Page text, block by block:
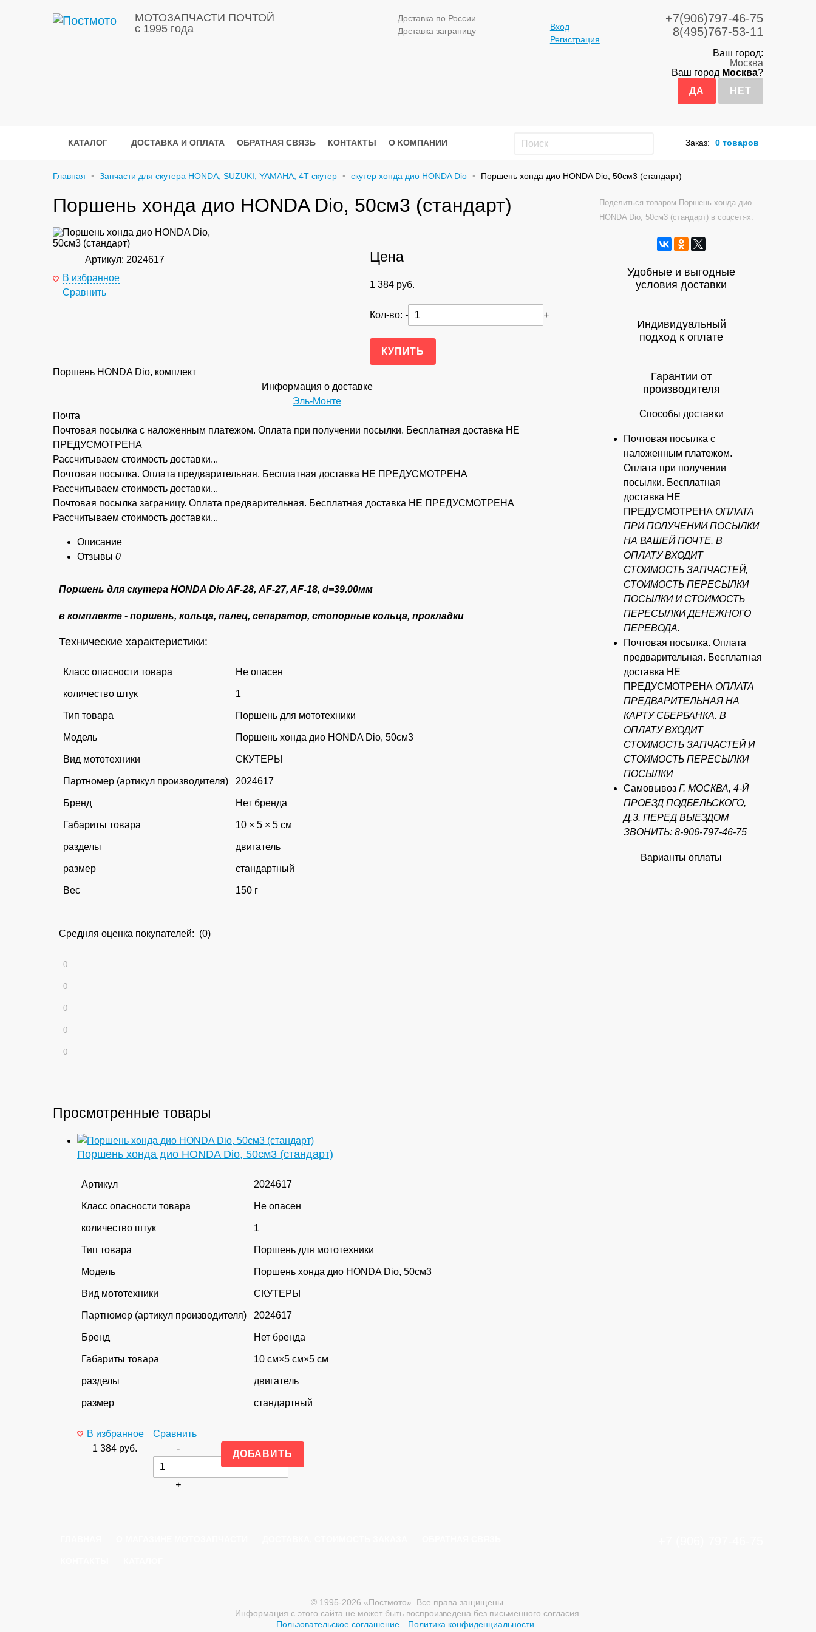
МОТОЗАПЧАСТИ ПОЧТОЙ
с 1995 года
Доставка по России
Доставка заграницу
Вход
Регистрация
+7(906)797-46-75
8(495)767-53-11
Ваш город:
Москва
Ваш город Москва?
КАТАЛОГ ДОСТАВКА И ОПЛАТА ОБРАТНАЯ СВЯЗЬ КОНТАКТЫ О КОМПАНИИ Заказ: 0 товаров
Главная Запчасти для скутера HONDA, SUZUKI, YAMAHA, 4Т скутер скутер хонда дио HONDA Dio Поршень хонда дио HONDA Dio, 50см3 (стандарт)
Поделиться товаром Поршень хонда дио
HONDA Dio, 50см3 (стандарт) в соцсетях:
Удобные и выгодные
условия доставки
Индивидуальный
подход к оплате
Гарантии от
производителя
Способы доставки
Почтовая посылка с
наложенным платежом.
Оплата при получении
посылки. Бесплатная
доставка НЕ
ПРЕДУСМОТРЕНА ОПЛАТА
ПРИ ПОЛУЧЕНИИ ПОСЫЛКИ
НА ВАШЕЙ ПОЧТЕ. В
ОПЛАТУ ВХОДИТ
СТОИМОСТЬ ЗАПЧАСТЕЙ,
СТОИМОСТЬ ПЕРЕСЫЛКИ
ПОСЫЛКИ И СТОИМОСТЬ
ПЕРЕСЫЛКИ ДЕНЕЖНОГО
ПЕРЕВОДА.
Почтовая посылка. Оплата
предварительная. Бесплатная
доставка НЕ
ПРЕДУСМОТРЕНА ОПЛАТА
ПРЕДВАРИТЕЛЬНАЯ НА
КАРТУ СБЕРБАНКА. В
ОПЛАТУ ВХОДИТ
СТОИМОСТЬ ЗАПЧАСТЕЙ И
СТОИМОСТЬ ПЕРЕСЫЛКИ
ПОСЫЛКИ
Самовывоз Г. МОСКВА, 4-Й
ПРОЕЗД ПОДБЕЛЬСКОГО,
Д.3. ПЕРЕД ВЫЕЗДОМ
ЗВОНИТЬ: 8-906-797-46-75
Варианты оплаты
Поршень хонда дио HONDA Dio, 50см3 (стандарт)
Артикул: 2024617
В избранное
Сравнить
Цена
1 384 руб.
Кол-во: - +
Поршень HONDA Dio, комплект
Информация о доставке
Эль-Монте
Почта
Почтовая посылка с наложенным платежом. Оплата при получении посылки. Бесплатная доставка НЕ
ПРЕДУСМОТРЕНА
Рассчитываем стоимость доставки...
Почтовая посылка. Оплата предварительная. Бесплатная доставка НЕ ПРЕДУСМОТРЕНА
Рассчитываем стоимость доставки...
Почтовая посылка заграницу. Оплата предварительная. Бесплатная доставка НЕ ПРЕДУСМОТРЕНА
Рассчитываем стоимость доставки...
Описание
Отзывы 0
Поршень для скутера HONDA Dio AF-28, AF-27, AF-18, d=39.00мм
в комплекте - поршень, кольца, палец, сепаратор, стопорные кольца, прокладки
Технические характеристики:
Класс опасности товара Не опасен
количество штук 1
Тип товара Поршень для мототехники
Модель Поршень хонда дио HONDA Dio, 50см3
Вид мототехники СКУТЕРЫ
Партномер (артикул производителя) 2024617
Бренд Нет бренда
Габариты товара 10 × 5 × 5 см
разделы двигатель
размер стандартный
Вес 150 г
Средняя оценка покупателей: (0)
0
0
0
0
0
Просмотренные товары
Поршень хонда дио HONDA Dio, 50см3 (стандарт)
Артикул 2024617
Класс опасности товара Не опасен
количество штук 1
Тип товара Поршень для мототехники
Модель Поршень хонда дио HONDA Dio, 50см3
Вид мототехники СКУТЕРЫ
Партномер (артикул производителя) 2024617
Бренд Нет бренда
Габариты товара 10 см×5 см×5 см
разделы двигатель
размер стандартный
В избранное
Сравнить
1 384 руб. -
+
© 1995-2026 «Постмото». Все права защищены.
Информация с этого сайта не может быть воспроизведена без письменного согласия.
Пользовательское соглашение
Политика конфиденциальности